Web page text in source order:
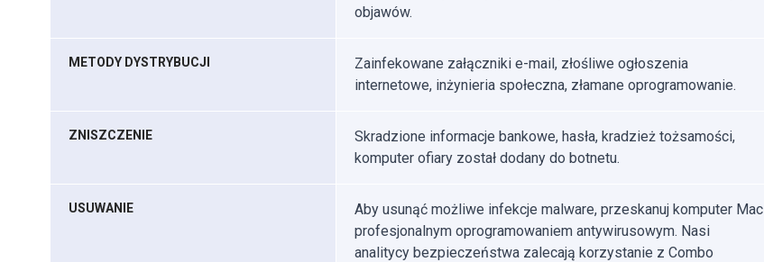
objawów.
METODY DYSTRYBUCJI
Zainfekowane załączniki e-mail, złośliwe ogłoszenia
internetowe, inżynieria społeczna, złamane oprogramowanie.
ZNISZCZENIE
Skradzione informacje bankowe, hasła, kradzież tożsamości,
komputer ofiary został dodany do botnetu.
USUWANIE
Aby usunąć możliwe infekcje malware, przeskanuj komputer Mac
profesjonalnym oprogramowaniem antywirusowym. Nasi
analitycy bezpieczeństwa zalecają korzystanie z Combo